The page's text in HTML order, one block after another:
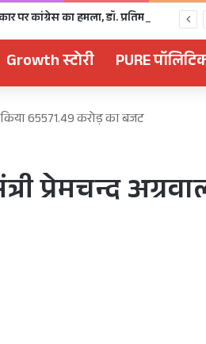
Growth स्टोरी PURE
65571.49 करोड़ का बजट
प्रेमचन्द